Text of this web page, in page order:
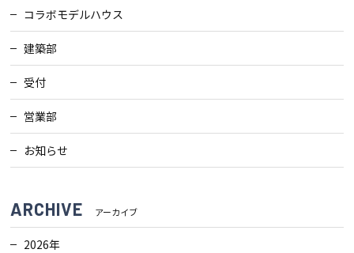
サイトマップ
コラボモデルハウス
建築部
受付
営業部
お知らせ
ARCHIVE アーカイブ
2026年